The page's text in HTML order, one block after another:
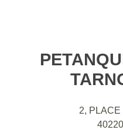
2,
40220